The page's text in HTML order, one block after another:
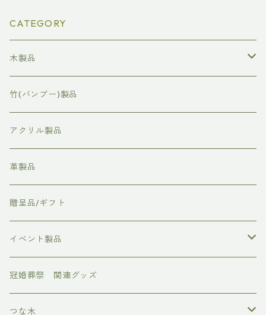
CATEGORY
木製品
表彰状/感謝状
命名板
社章/バッチ
時計/置時計
フォトボード
竹(バンブー)製品
アクリル製品
革製品
贈呈品/ギフト
イベント製品
お正月
節分
冠婚葬祭 関連グッズ
つな木